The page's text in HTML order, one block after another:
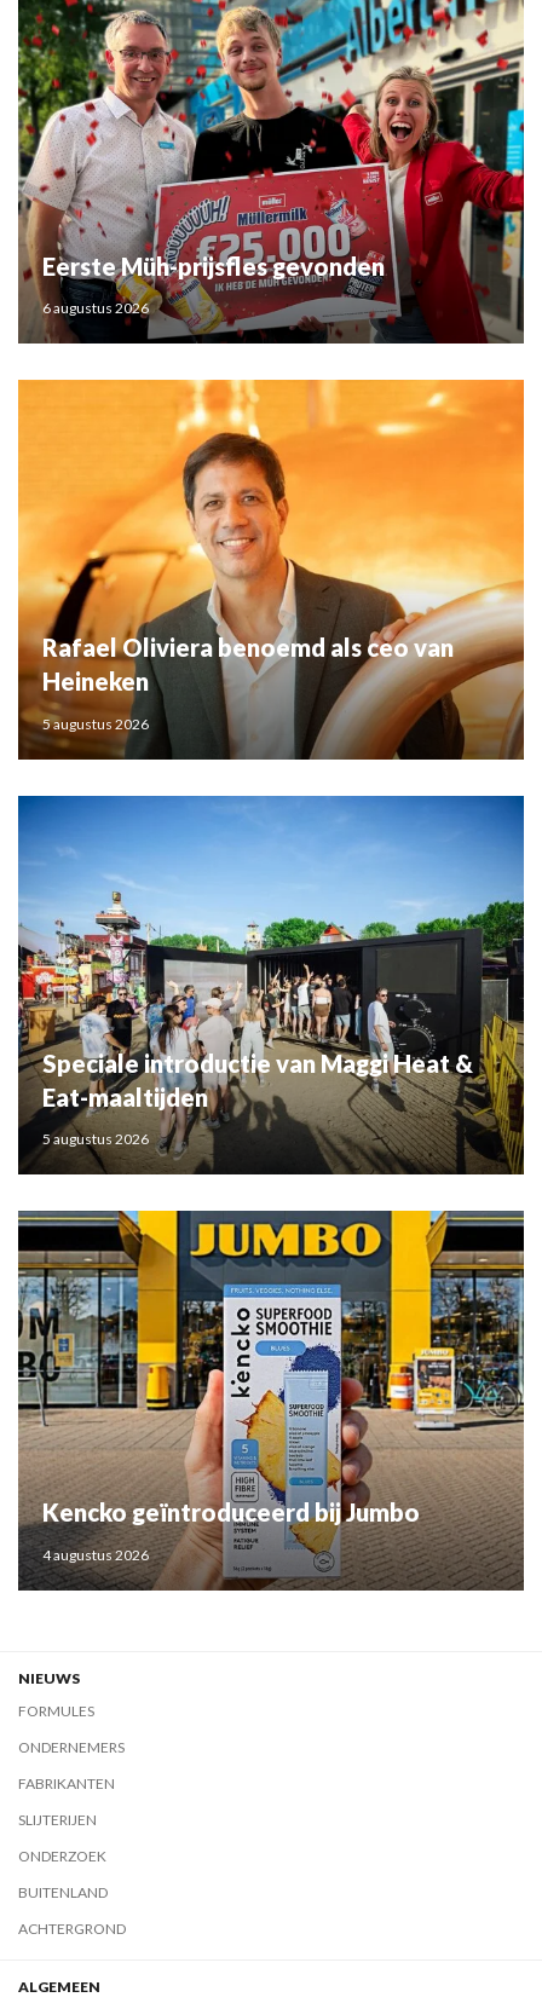
Eerste Müh-prijsfles gevonden
6 augustus 2026
Rafael Oliviera benoemd als ceo van
Heineken
5 augustus 2026
Speciale introductie van Maggi Heat &
Eat-maaltijden
5 augustus 2026
Kencko geïntroduceerd bij Jumbo
4 augustus 2026
NIEUWS
FORMULES
ONDERNEMERS
FABRIKANTEN
SLIJTERIJEN
ONDERZOEK
BUITENLAND
ACHTERGROND
ALGEMEEN